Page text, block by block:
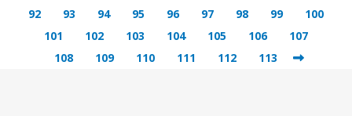
92
93 94 95 96 97 98 99
100
101
102 103 104 105 106
107
108
109 110 111 112 113